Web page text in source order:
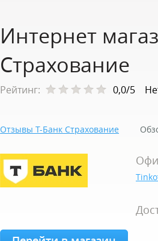
Интернет
Страхование
Рейтинг: 0,0/5
Отзывы Т-Банк Страхование